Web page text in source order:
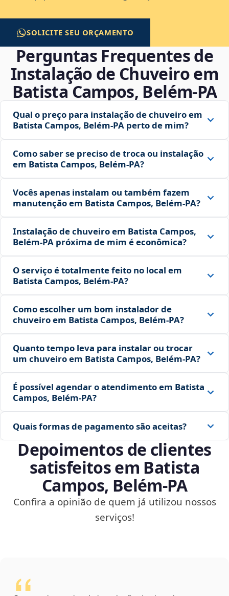
SOLICITE SEU ORÇAMENTO
Perguntas Frequentes de
Instalação de Chuveiro em
Batista Campos, Belém‑PA
Qual o preço para instalação de chuveiro em
Batista Campos, Belém‑PA perto de mim?
Como saber se preciso de troca ou instalação
em Batista Campos, Belém‑PA?
Vocês apenas instalam ou também fazem
manutenção em Batista Campos, Belém‑PA?
Instalação de chuveiro em Batista Campos,
Belém‑PA próxima de mim é econômica?
O serviço é totalmente feito no local em
Batista Campos, Belém‑PA?
Como escolher um bom instalador de
chuveiro em Batista Campos, Belém‑PA?
Quanto tempo leva para instalar ou trocar
um chuveiro em Batista Campos, Belém‑PA?
É possível agendar o atendimento em Batista
Campos, Belém‑PA?
Quais formas de pagamento são aceitas?
Depoimentos de clientes
satisfeitos em Batista
Campos, Belém‑PA
Confira a opinião de quem já utilizou nossos
serviços!